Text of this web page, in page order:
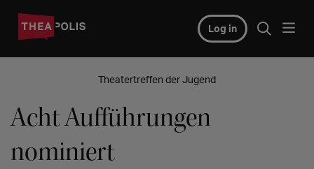
Log in
Theatertreffen der Jugend
Acht Aufführungen
nominiert